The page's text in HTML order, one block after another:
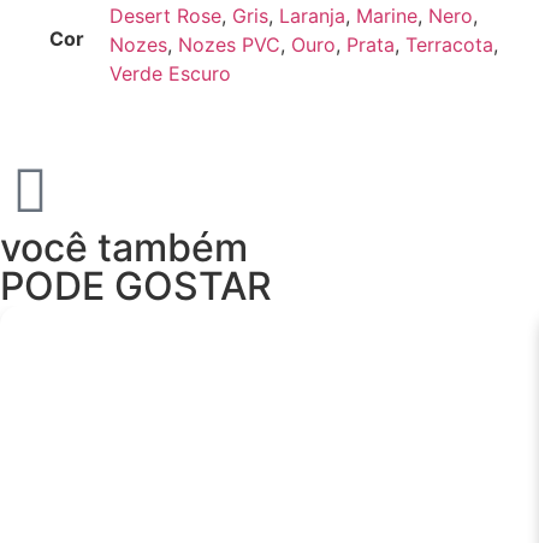
Cor
Desert Rose, Gris, Laranja, Marine, Nero,
Nozes, Nozes PVC, Ouro, Prata, Terracota,
Verde Escuro
você também
PODE GOSTAR